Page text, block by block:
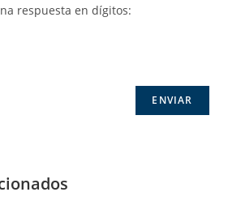
respuesta en dígitos: